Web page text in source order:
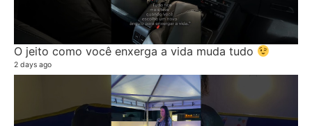
O jeito como você enxerga a vida muda tudo
2 days ago